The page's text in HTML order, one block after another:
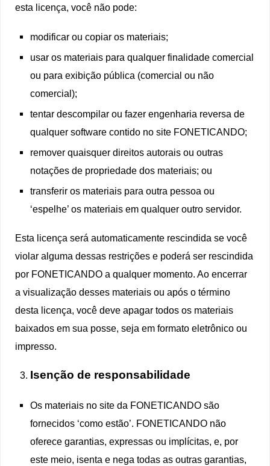
esta licença, você não pode:
modificar ou copiar os materiais;
usar os materiais para qualquer finalidade comercial
ou para exibição pública (comercial ou não
comercial);
tentar descompilar ou fazer engenharia reversa de
qualquer software contido no site FONETICANDO;
remover quaisquer direitos autorais ou outras
notações de propriedade dos materiais; ou
transferir os materiais para outra pessoa ou
‘espelhe’ os materiais em qualquer outro servidor.
Esta licença será automaticamente rescindida se você
violar alguma dessas restrições e poderá ser rescindida
por FONETICANDO a qualquer momento. Ao encerrar
a visualização desses materiais ou após o término
desta licença, você deve apagar todos os materiais
baixados em sua posse, seja em formato eletrônico ou
impresso.
Isenção de responsabilidade
Os materiais no site da FONETICANDO são
fornecidos ‘como estão’. FONETICANDO não
oferece garantias, expressas ou implícitas, e, por
este meio, isenta e nega todas as outras garantias,